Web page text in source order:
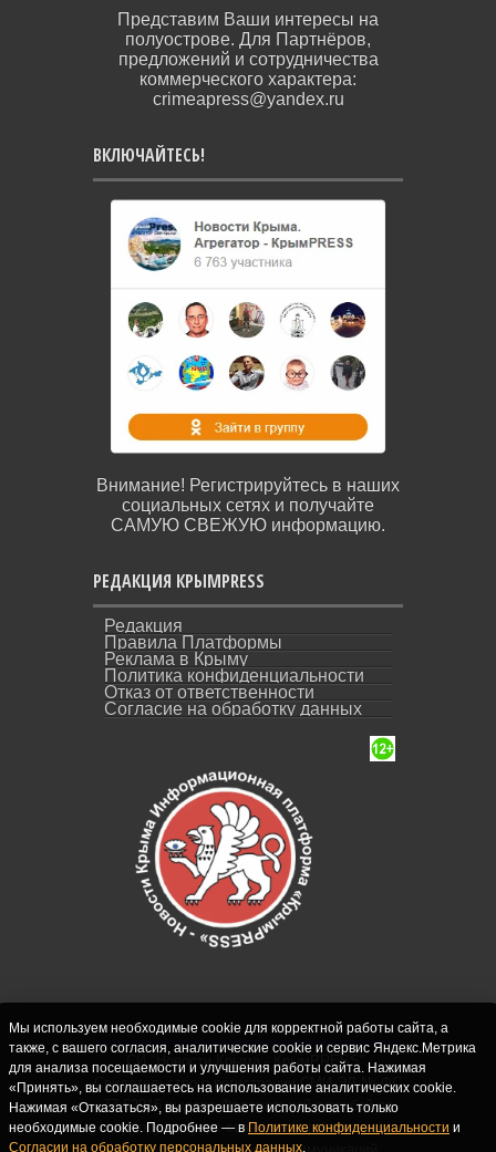
Представим Ваши интересы на
полуострове. Для Партнёров,
предложений и сотрудничества
коммерческого характера:
crimeapress@yandex.ru
ВКЛЮЧАЙТЕСЬ!
Внимание! Регистрируйтесь в наших
социальных сетях и получайте
САМУЮ СВЕЖУЮ информацию.
РЕДАКЦИЯ КРЫМPRESS
Редакция
Правила Платформы
Реклама в Крыму
Политика конфиденциальности
Отказ от ответственности
Согласие на обработку данных
СИ "Новости Крыма - КрымPRESS".
Свидетельство о регистрации СМИ ЭЛ № ФС
77-62916 выдано Федеральной службой по
надзору в сфере связи, информационных
Мы используем необходимые cookie для корректной работы сайта, а
также, с вашего согласия, аналитические cookie и сервис Яндекс.Метрика
для анализа посещаемости и улучшения работы сайта. Нажимая
«Принять», вы соглашаетесь на использование аналитических cookie.
Нажимая «Отказаться», вы разрешаете использовать только
необходимые cookie. Подробнее — в Политике конфиденциальности и
Согласии на обработку персональных данных.